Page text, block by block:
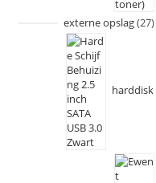
externe opslag 27
harddisk